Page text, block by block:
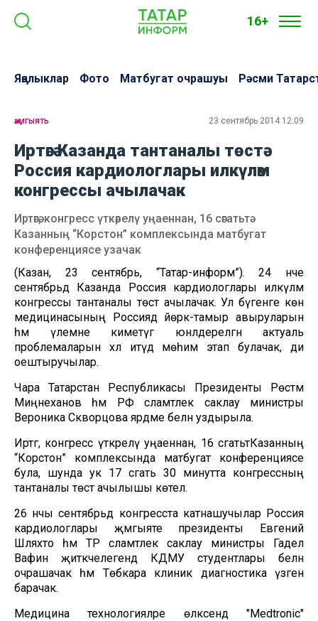
16+
Яңалыклар Фото Матбугат очрашуы Рәсми
җәмгыять 23 сентябрь 2014 12:09
Иртәгә Казанда тантаналы төстә
Россия кардиологлары илкүләм
конгрессы ачылачак
Иртәгә, конгресс үткәрелү уңаеннан, 16 сәгатьтә
Казанның “Корстон” комплексында матбугат
конференциясе узачак
(Казан, 23 сентябрь, “Татар-информ”). 24 нче
сентябрьдә Казанда Россия кардиологлары илкүләм
конгрессы тантаналы төстә ачылачак. Ул бүгенге көн
медицинасының Россиядә йөрәк-тамыр авыруларын
һәм үлемне киметүгә юнәлдерелгән актуаль
проблемаларын хәл итүдә мөһим этап булачак, ди
оештыручылар.
Чара Татарстан Республикасы Президенты Рөстәм
Миңнеханов һәм РФ сәламәтлек саклау министры
Вероника Скворцова ярдәме белән уздырыла.
Иртәгә, конгресс үткәрелү уңаеннан, 16 сәгатьтәКазанның
“Корстон” комплексында матбугат конференциясе
була, шунда ук 17 сәгать 30 минутта конгрессның
тантаналы төстә ачылышы көтелә.
26 нчы сентябрьдә конгресста катнашучылар Россия
кардиологлары җәмгыяте президенты Евгений
Шляхто һәм ТР сәламәтлек саклау министры Гадел
Вафин җитәкчелегендә КДМУ студентлары белән
очрашачак һәм Төбәкара клиник диагностика үзәгенә
барачак.
Медицина технологияләре өлкәсендә "Medtronic"